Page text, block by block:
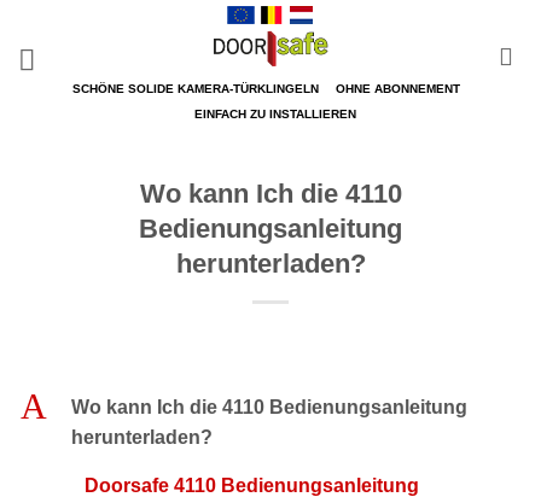
springen
SCHÖNE SOLIDE KAMERA-TÜRKLINGELN
OHNE ABONNEMENT
EINFACH ZU INSTALLIEREN
Wo kann Ich die 4110
Bedienungsanleitung
herunterladen?
A
Wo kann Ich die 4110 Bedienungsanleitung
herunterladen?
Doorsafe 4110 Bedienungsanleitung